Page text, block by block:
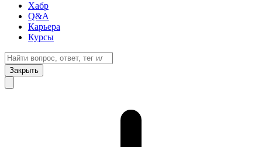
Хабр
Q&A
Карьера
Курсы
Закрыть